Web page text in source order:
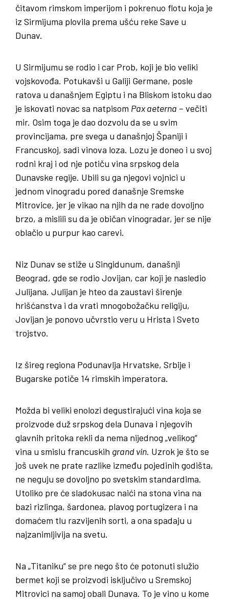
čitavom rimskom imperijom i pokrenuo flotu koja je
iz Sirmijuma plovila prema ušću reke Save u
Dunav.
U Sirmijumu se rodio i car Prob, koji je bio veliki
vojskovođa. Potukavši u Galiji Germane, posle
ratova u današnjem Egiptu i na Bliskom istoku dao
je iskovati novac sa natpisom Pax aeterna – večiti
mir. Osim toga je dao dozvolu da se u svim
provincijama, pre svega u današnjoj Španiji i
Francuskoj, sadi vinova loza. Lozu je doneo i u svoj
rodni kraj i od nje potiču vina srpskog dela
Dunavske regije. Ubili su ga njegovi vojnici u
jednom vinogradu pored današnje Sremske
Mitrovice, jer je vikao na njih da ne rade dovoljno
brzo, a mislili su da je običan vinogradar, jer se nije
oblačio u purpur kao carevi.
Niz Dunav se stiže u Singidunum, današnji
Beograd, gde se rodio Jovijan, car koji je nasledio
Julijana. Julijan je hteo da zaustavi širenje
hrišćanstva i da vrati mnogobožačku religiju,
Jovijan je ponovo učvrstio veru u Hrista i Sveto
trojstvo.
Iz šireg regiona Podunavlja Hrvatske, Srbije i
Bugarske potiče 14 rimskih imperatora.
Možda bi veliki enolozi degustirajući vina koja se
proizvode duž srpskog dela Dunava i njegovih
glavnih pritoka rekli da nema nijednog „velikog“
vina u smislu francuskih grand vin. Uzrok je što se
još uvek ne prate razlike između pojedinih godišta,
ne neguju se dovoljno po svetskim standardima.
Utoliko pre će sladokusac naići na stona vina na
bazi rizlinga, šardonea, plavog portugizera i na
domaćem tlu razvijenih sorti, a ona spadaju u
najzanimljivija na svetu.
Na „Titaniku“ se pre nego što će potonuti služio
bermet koji se proizvodi isključivo u Sremskoj
Mitrovici na samoj obali Dunava. To je vino u kome